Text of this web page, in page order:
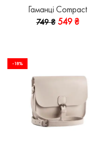
Гаманці Compact
749₴ 549 ₴
-18%